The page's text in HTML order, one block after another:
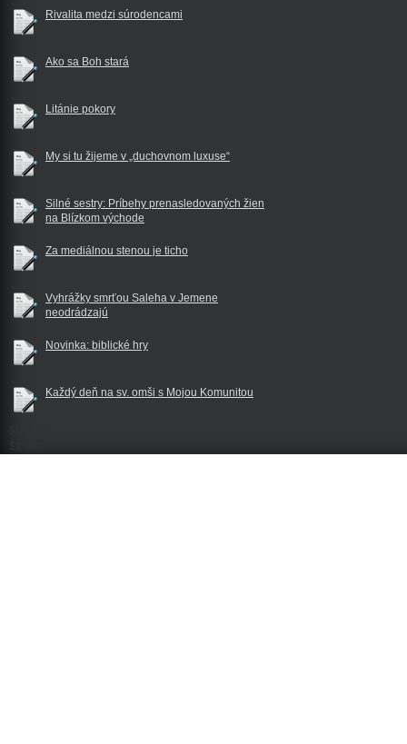
Rivalita medzi súrodencami
Ako sa Boh stará
Litánie pokory
My si tu žijeme v „duchovnom luxuse“
Silné sestry: Príbehy prenasledovaných žien
na Blízkom východe
Za mediálnou stenou je ticho
Vyhrážky smrťou Saleha v Jemene
neodrádzajú
Novinka: biblické hry
Každý deň na sv. omši s Mojou Komunitou